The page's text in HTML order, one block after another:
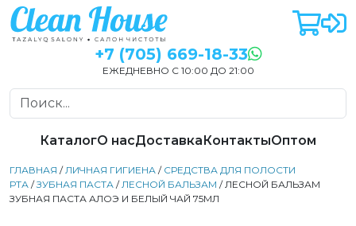
+7 (705) 669-18-33
ЕЖЕДНЕВНО С 10:00 ДО 21:00
КаталогО насДоставкаКонтактыОптом
ГЛАВНАЯ /ЛИЧНАЯ ГИГИЕНА / СРЕДСТВА ДЛЯ ПОЛОСТИ
РТА /ЗУБНАЯ ПАСТА /ЛЕСНОЙ БАЛЬЗАМ / ЛЕСНОЙ БАЛЬЗАМ
ЗУБНАЯ ПАСТА АЛОЭ И БЕЛЫЙ ЧАЙ 75МЛ